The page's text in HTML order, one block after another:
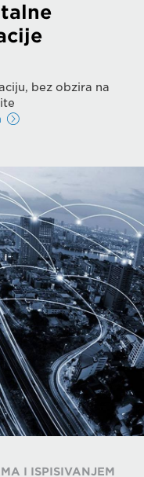
bez obzira na
I ISPISIVANJEM